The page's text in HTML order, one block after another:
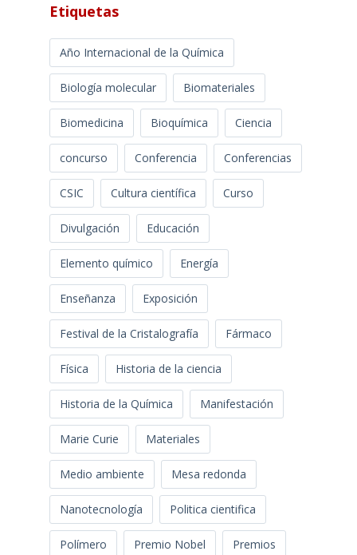
Etiquetas
Año Internacional de la Química
Biología molecular Biomateriales
Biomedicina Bioquímica Ciencia
concurso Conferencia Conferencias
CSIC Cultura científica Curso
Divulgación Educación
Elemento químico Energía
Enseñanza Exposición
Festival de la Cristalografía Fármaco
Física Historia de la ciencia
Historia de la Química Manifestación
Marie Curie Materiales
Medio ambiente Mesa redonda
Nanotecnología Politica cientifica
Polímero Premio Nobel Premios